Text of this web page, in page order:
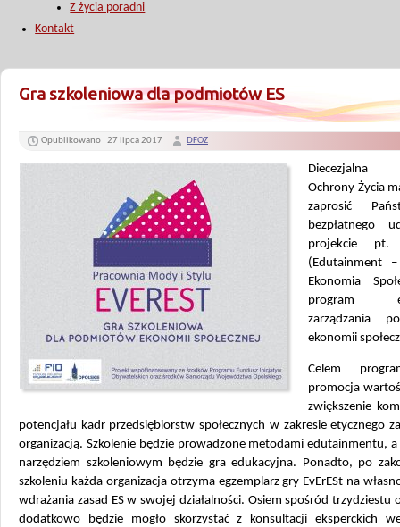
Z życia poradni
Kontakt
Gra szkoleniowa dla podmiotów ES
Opublikowano 27 lipca 2017 DFOZ
Diecezjalna
Ochrony Życia
zaprosić
bezpłatnego
projekcie pt.
(Edutainment
Ekonomia
program
zarządzania
ekonomii
Celem
promocja
zwiększenie
potencjału kadr przedsiębiorstw społecznych w zakresie etycznego
organizacją. Szkolenie będzie prowadzone metodami edutainmentu, a
narzędziem szkoleniowym będzie gra edukacyjna. Ponadto, po
szkoleniu każda organizacja otrzyma egzemplarz gry EvErESt na
wdrażania zasad ES w swojej działalności. Osiem spośród trzydziestu
dodatkowo będzie mogło skorzystać z konsultacji eksperckich